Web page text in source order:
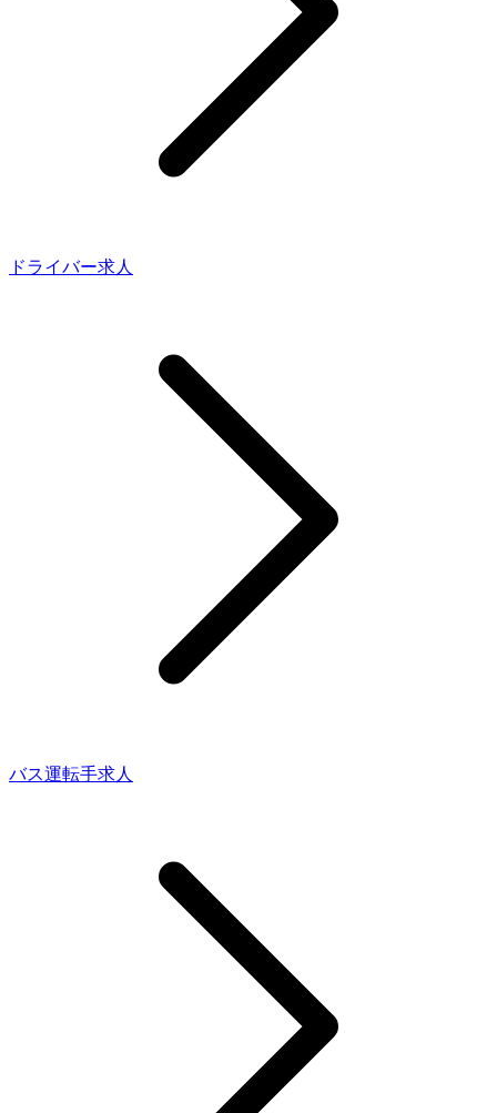
ドライバー求人
バス運転手求人